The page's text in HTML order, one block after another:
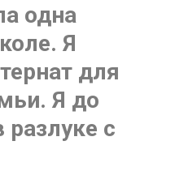
одна
Я
для
Я до
с